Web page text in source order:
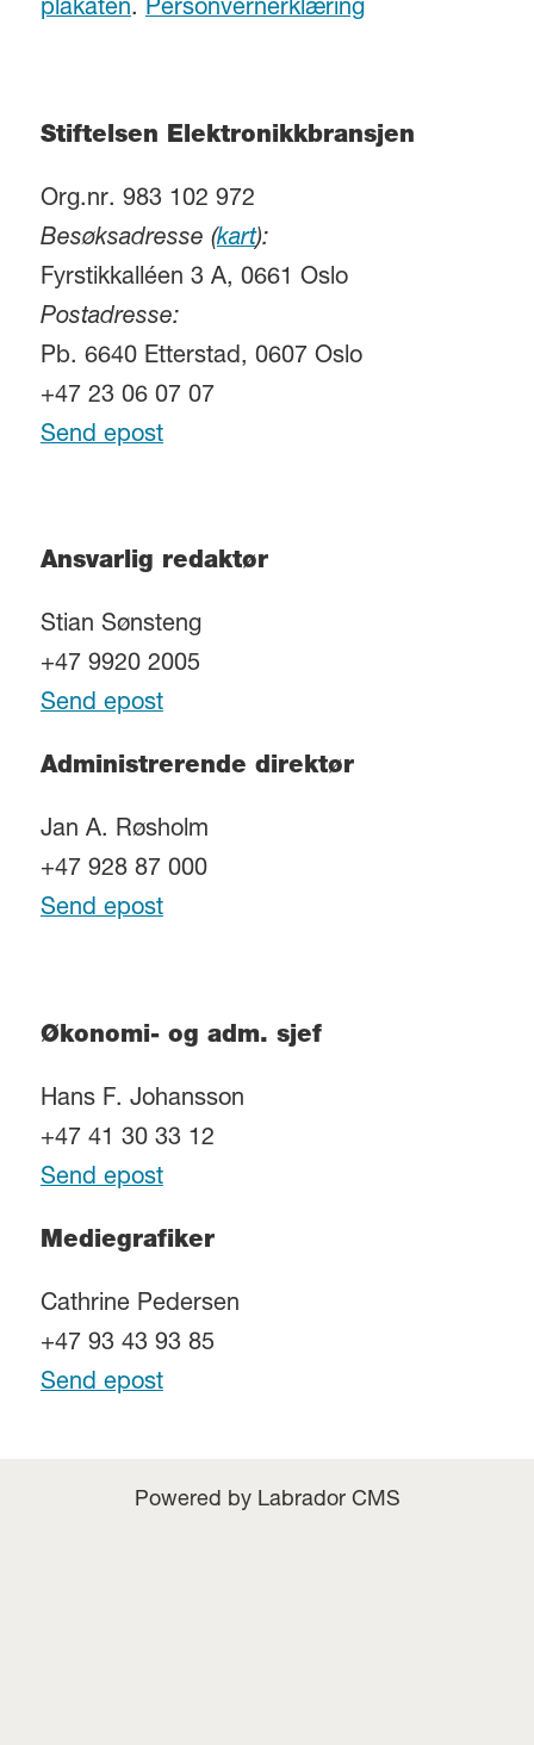
plakaten. Personvernerklæring
Stiftelsen Elektronikkbransjen
Org.nr. 983 102 972
Besøksadresse (kart):
Fyrstikkalléen 3 A, 0661 Oslo
Postadresse:
Pb. 6640 Etterstad, 0607 Oslo
+47 23 06 07 07
Send epost
Ansvarlig redaktør
Stian Sønsteng
+47 9920 2005
Send epost
Administrerende direktør
Jan A. Røsholm
+47 928 87 000
Send epost
Økonomi- og adm. sjef
Hans F. Johansson
+47 41 30 33 12
Send epost
Mediegrafiker
Cathrine Pedersen
+47 93 43 93 85
Send epost
Powered by Labrador CMS